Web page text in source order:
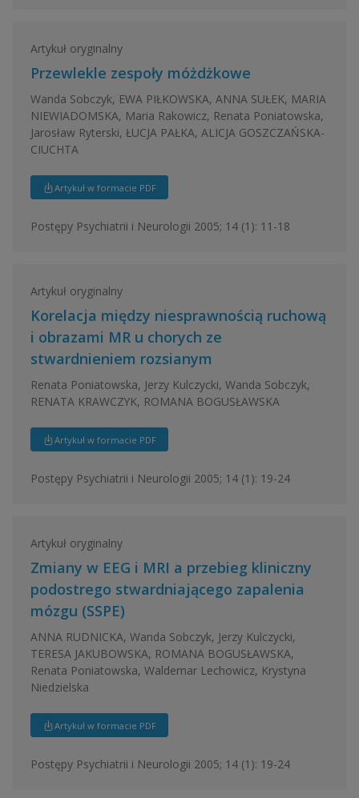
Artykuł oryginalny
Przewlekle zespoły móżdżkowe
Wanda Sobczyk, EWA PIŁKOWSKA, ANNA SUŁEK, MARIA
NIEWIADOMSKA, Maria Rakowicz, Renata Poniatowska,
Jarosław Ryterski, ŁUCJA PAŁKA, ALICJA GOSZCZAŃSKA-
CIUCHTA
Artykuł w formacie PDF
Postępy Psychiatrii i Neurologii 2005; 14 (1): 11-18
Artykuł oryginalny
Korelacja między niesprawnością ruchową
i obrazami MR u chorych ze
stwardnieniem rozsianym
Renata Poniatowska, Jerzy Kulczycki, Wanda Sobczyk,
RENATA KRAWCZYK, ROMANA BOGUSŁAWSKA
Artykuł w formacie PDF
Postępy Psychiatrii i Neurologii 2005; 14 (1): 19-24
Artykuł oryginalny
Zmiany w EEG i MRI a przebieg kliniczny
podostrego stwardniającego zapalenia
mózgu (SSPE)
ANNA RUDNICKA, Wanda Sobczyk, Jerzy Kulczycki,
TERESA JAKUBOWSKA, ROMANA BOGUSŁAWSKA,
Renata Poniatowska, Waldemar Lechowicz, Krystyna
Niedzielska
Artykuł w formacie PDF
Postępy Psychiatrii i Neurologii 2005; 14 (1): 19-24